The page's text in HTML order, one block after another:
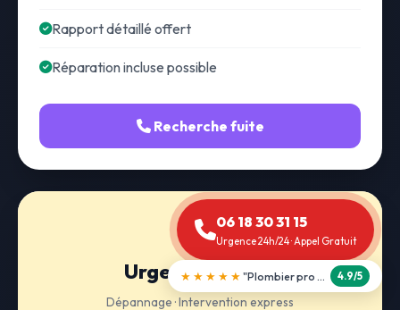
Rapport détaillé offert
Réparation incluse possible
Recherche fuite
Urgence 24h/24
Dépannage · Intervention express
06 18 30 31 15
Urgence 24h/24 · Appel Gratuit
★★★★★ "Débouchage WC en 30 min" 5.0/5